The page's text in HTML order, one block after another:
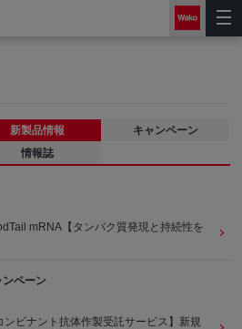
新製品情報
キャンペーン
情報誌
mRNA【タンパク質発現と持続性を
ンペーン
ビナント抗体作製受託サービス】新規